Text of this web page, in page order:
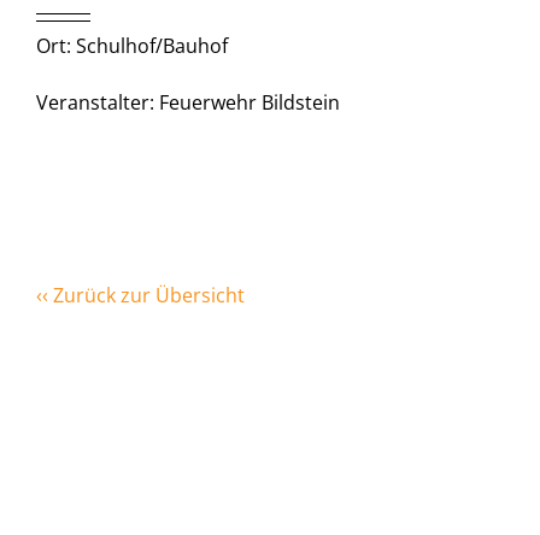
Ort: Schulhof/Bauhof
Veranstalter: Feuerwehr Bildstein
‹‹ Zurück zur Übersicht